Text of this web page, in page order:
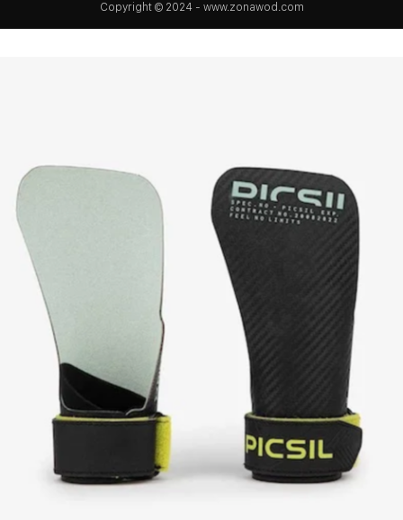
Copyright © 2024 - www.zonawod.com